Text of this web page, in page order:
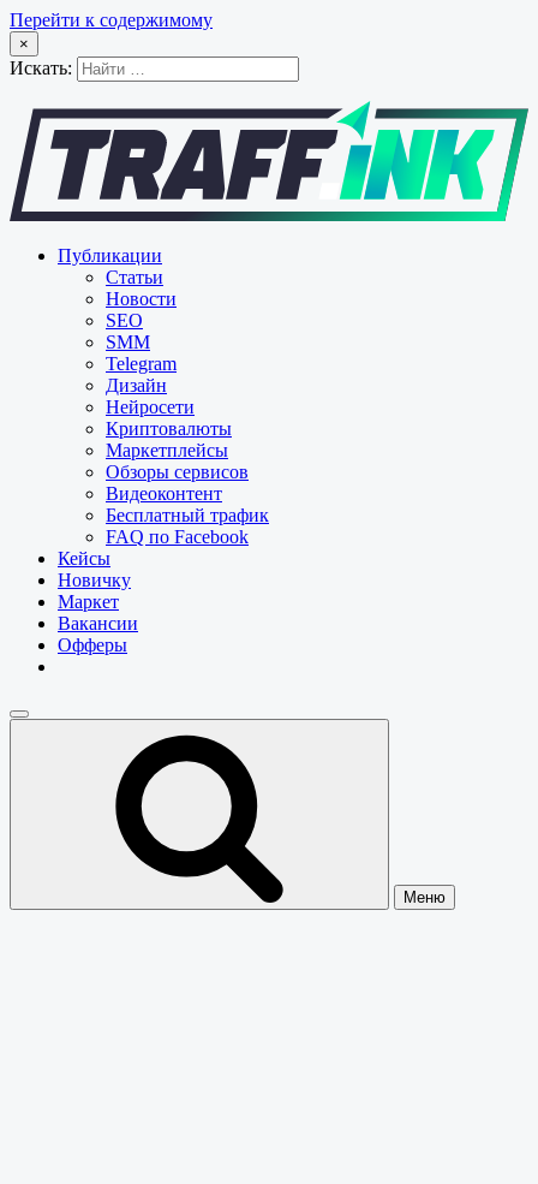
Перейти к содержимому
×
Искать:
Публикации
Статьи
Новости
SEO
SMM
Telegram
Дизайн
Нейросети
Криптовалюты
Маркетплейсы
Обзоры сервисов
Видеоконтент
Бесплатный трафик
FAQ по Facebook
Кейсы
Новичку
Маркет
Вакансии
Офферы
Меню